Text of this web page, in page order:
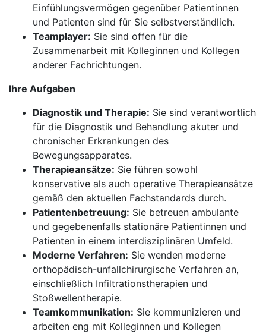
Einfühlungsvermögen gegenüber Patientinnen
und Patienten sind für Sie selbstverständlich.
Teamplayer: Sie sind offen für die
Zusammenarbeit mit Kolleginnen und Kollegen
anderer Fachrichtungen.
Ihre Aufgaben
Diagnostik und Therapie: Sie sind verantwortlich
für die Diagnostik und Behandlung akuter und
chronischer Erkrankungen des
Bewegungsapparates.
Therapieansätze: Sie führen sowohl
konservative als auch operative Therapieansätze
gemäß den aktuellen Fachstandards durch.
Patientenbetreuung: Sie betreuen ambulante
und gegebenenfalls stationäre Patientinnen und
Patienten in einem interdisziplinären Umfeld.
Moderne Verfahren: Sie wenden moderne
orthopädisch-unfallchirurgische Verfahren an,
einschließlich Infiltrationstherapien und
Stoßwellentherapie.
Teamkommunikation: Sie kommunizieren und
arbeiten eng mit Kolleginnen und Kollegen